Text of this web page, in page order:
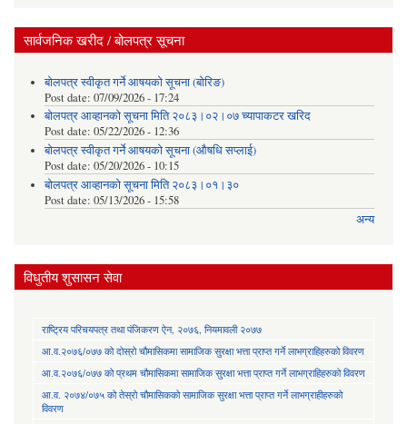
सार्वजनिक खरीद / बोलपत्र सूचना
बोलपत्र स्वीकृत गर्ने आषयको सूचना (बोरिङ)
Post date: 07/09/2026 - 17:24
बोलपत्र आव्हानको सूचना मिति २०८३।०२।०७ च्यापाकटर खरिद
Post date: 05/22/2026 - 12:36
बोलपत्र स्वीकृत गर्ने आषयको सूचना (औषधि सप्लाई)
Post date: 05/20/2026 - 10:15
बोलपत्र आव्हानको सूचना मिति २०८३।०१।३०
Post date: 05/13/2026 - 15:58
अन्य
विधुतीय शुसासन सेवा
राष्ट्रिय परिचयपत्र तथा पंजिकरण ऐन, २०७६, नियमावली २०७७
आ.व.२०७६/०७७ को दोस्रो चौमासिकमा सामाजिक सुरक्षा भत्ता प्राप्त गर्ने लाभग्राहिहरुको विवरण
आ.व.२०७६/०७७ को प्रथम चौमासिकमा सामाजिक सुरक्षा भत्ता प्राप्त गर्ने लाभग्राहिहरुको विवरण
आ.व. २०७४/०७५ को तेस्रो चौमासिकको सामाजिक सुरक्षा भत्ता प्राप्त गर्ने लाभग्राहीहरुको
विवरण